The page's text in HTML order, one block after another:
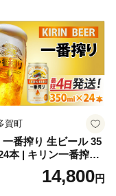
賀町
一番搾り 生ビール 35
本 | キリン一番搾り
ビール 一番搾り ビー
きりんいちばんしぼ
14,800円